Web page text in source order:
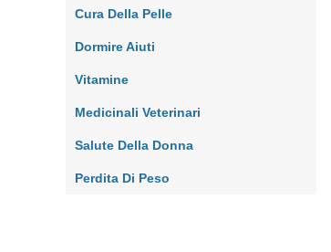
Cura Della Pelle
Dormire Aiuti
Vitamine
Medicinali Veterinari
Salute Della Donna
Perdita Di Peso